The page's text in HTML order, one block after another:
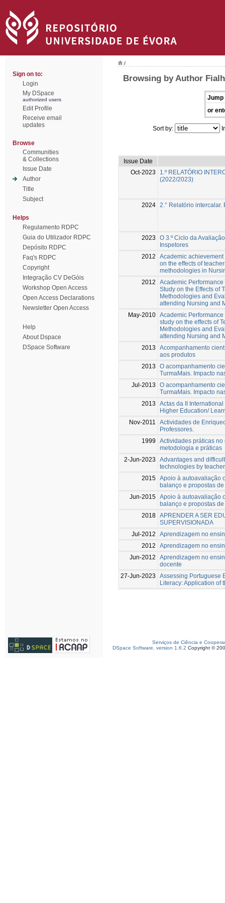
Sign on to:
Login
My DSpace
authorized users
Edit Profile
Receive email
updates
Browse
Communities
& Collections
Issue Date
Author
Title
Subject
Helps
Regulamento RDPC
Guia do Utilizador RDPC
Depósito RDPC
Faq's RDPC
Copyright
Integração CV DeGóis
Workshop Open Access
Open Access Declarations
Newsletter Open Access
Help
About Dspace
DSpace Software
/
Browsing by Author
Jump
or
Sort by:
Issue Date
Oct-2023
1.º RELATÓRIO
(2022/2023)
2024 2.° Relatório
2023
O 3.º Ciclo da
Inspetores
2012
Academic
on the effects of
methodologies in
2012
Academic
Study on the Effects of
Methodologies and
attending Nursing and
May-2010 Academic
study on the effects of
Methodologies and
attending Nursing and
2013
Acompanhamento
aos produtos
2013
O acompanhamento
TurmaMais. Impacto
Jul-2013
O acompanhamento
TurmaMais. Impacto
2013
Actas da II
Higher Education/
Nov-2011
Actividades de
Professores.
1999
Actividades práticas
metodologia e práticas
2-Jun-2023
Advantages and
technologies by
2015 Apoio à autoavaliação
balanço e propostas
Jun-2015 Apoio à autoavaliação
balanço e propostas
2018 APRENDER A SER
SUPERVISIONADA
Jul-2012
Aprendizagem no
2012
Aprendizagem no
Jun-2012
Aprendizagem no
docente
27-Jun-2023
Assessing Portuguese
Literacy: Application of
Serviços de Ciência e
DSpace Software, version 1.6.2 Copyright ©